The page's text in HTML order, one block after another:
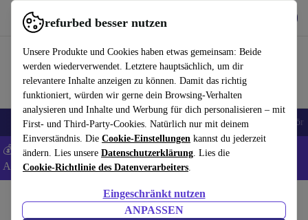
refurbed besser nutzen
Unsere Produkte und Cookies haben etwas gemeinsam: Beide
werden wiederverwendet. Letztere hauptsächlich, um dir
relevantere Inhalte anzeigen zu können. Damit das richtig
funktioniert, würden wir gerne dein Browsing-Verhalten
analysieren und Inhalte und Werbung für dich personalisieren – mit
First- und Third-Party-Cookies. Natürlich nur mit deinem
Einverständnis. Die Cookie-Einstellungen kannst du jederzeit
ändern. Lies unsere Datenschutzerklärung. Lies die
Cookie-Richtlinie des Datenverarbeiters.
Eingeschränkt nutzen
ANPASSEN
refurbed schnell und einfach nutzen
🎒 Back to school Handys Laptops Tablets Smartwatches Zubehör
💰 Extra -5% auf Samsung- und Google-Smartphones - Code:
ANDROID5 -AGB
Zubehör Konsolen Zubehör